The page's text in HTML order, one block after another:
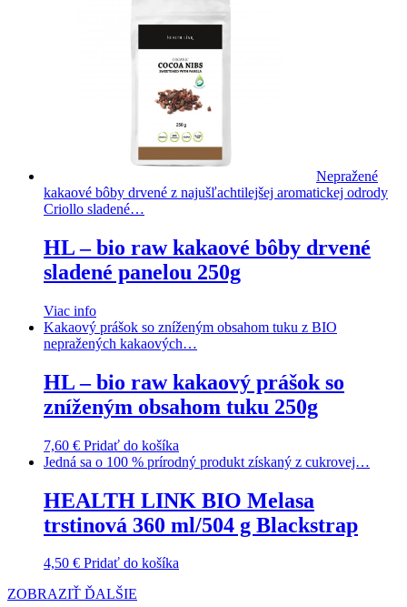
Nepražené
kakaové bôby drvené z najušľachtilejšej aromatickej odrody
Criollo sladené…
HL – bio raw kakaové bôby drvené
sladené panelou 250g
Viac info
Kakaový prášok so zníženým obsahom tuku z BIO
nepražených kakaových…
HL – bio raw kakaový prášok so
zníženým obsahom tuku 250g
7,60 € Pridať do košíka
Jedná sa o 100 % prírodný produkt získaný z cukrovej…
HEALTH LINK BIO Melasa
trstinová 360 ml/504 g Blackstrap
4,50 € Pridať do košíka
ZOBRAZIŤ ĎALŠIE